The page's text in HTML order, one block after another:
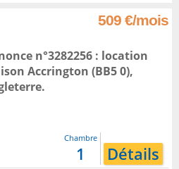
509 €/mois
n°3282256 : location
Accrington (BB5 0),
.
Chambre
1 Détails